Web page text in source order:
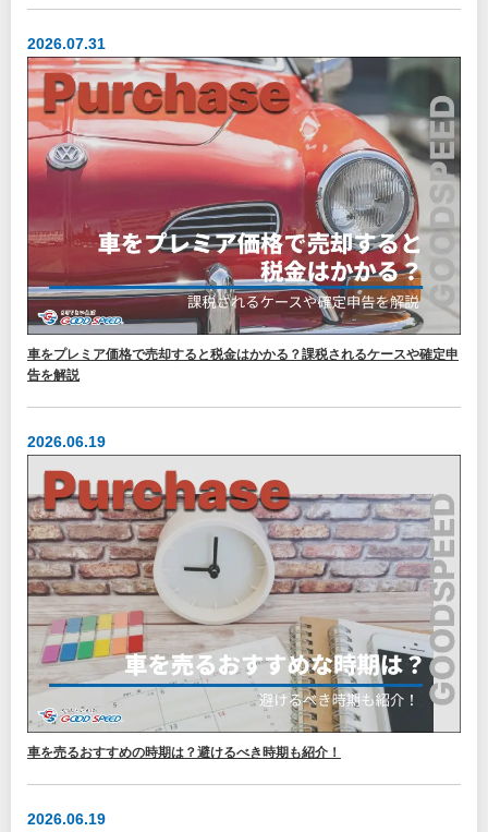
2026.07.31
車をプレミア価格で売却すると税金はかかる？課税されるケースや確定申
告を解説
2026.06.19
車を売るおすすめの時期は？避けるべき時期も紹介！
2026.06.19